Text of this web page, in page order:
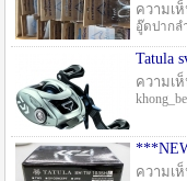
ความเ
อู๊ดปากล
Tatula
ความเห็
ความเห็